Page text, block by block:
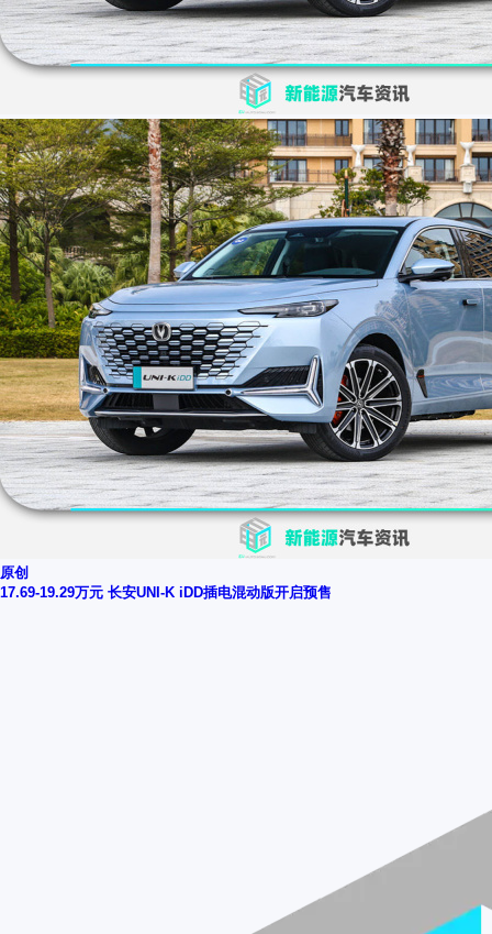
原创
17.69-19.29万元 长安UNI-K iDD插电混动版开启预售